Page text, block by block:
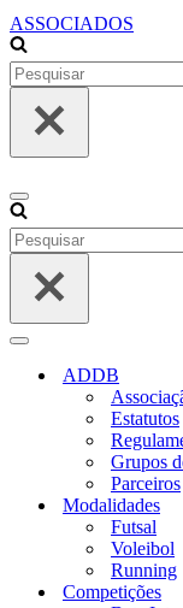
ASSOCIADOS
Pesquisar
por...
Menu
de
navegação
Pesquisar
por...
Menu
navegação
ADDB
Estatutos
Grupos
Parceiros
Modalidades
Futsal
Voleibol
Running
Competições